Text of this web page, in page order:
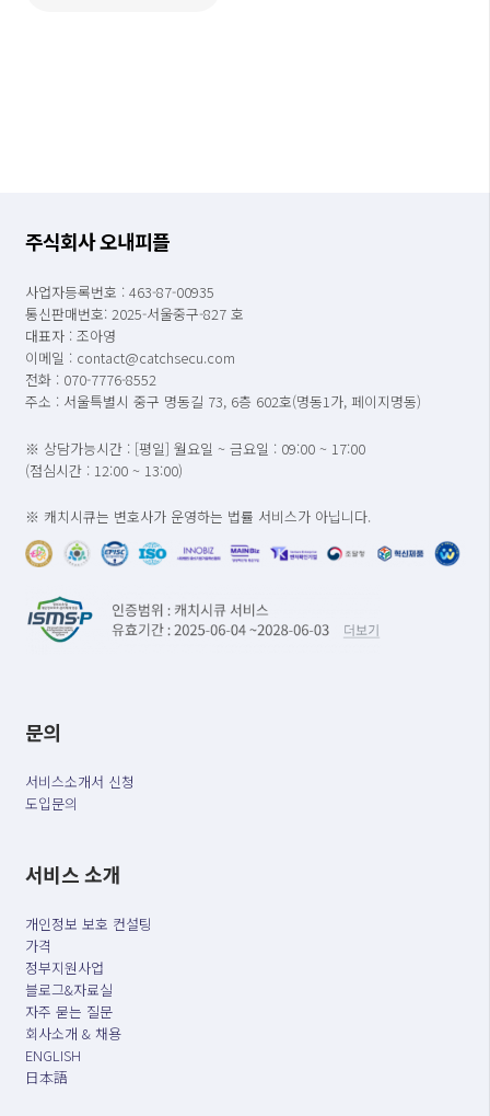
주식회사 오내피플
사업자등록번호 : 463-87-00935
통신판매번호: 2025-서울중구-827 호
대표자 : 조아영
이메일 : contact@catchsecu.com
전화 : 070-7776-8552
주소 : 서울특별시 중구 명동길 73, 6층 602호(명동1가, 페이지명동)
※ 상담가능시간 : [평일] 월요일 ~ 금요일 : 09:00 ~ 17:00
(점심시간 : 12:00 ~ 13:00)
※ 캐치시큐는 변호사가 운영하는 법률 서비스가 아닙니다.
문의
서비스소개서 신청
도입문의
서비스 소개
개인정보 보호 컨설팅
가격
정부지원사업
블로그&자료실
자주 묻는 질문
회사소개 & 채용
ENGLISH
日本語